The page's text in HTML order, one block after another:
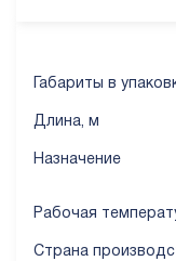
Габариты в
Длина, м
Назначение
Рабочая
Страна